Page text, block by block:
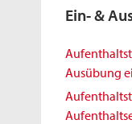
Ein- &
Ausübung